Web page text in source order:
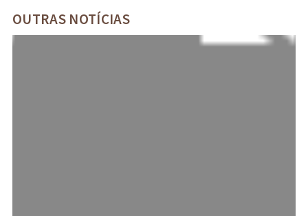
OUTRAS NOTÍCIAS